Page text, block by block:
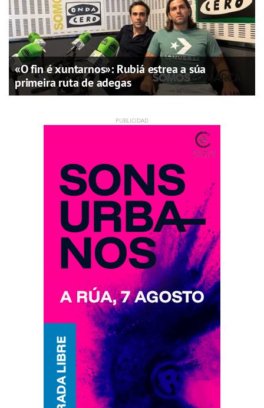
«O fin é xuntarnos»: Rubiá estrea a súa
primeira ruta de adegas